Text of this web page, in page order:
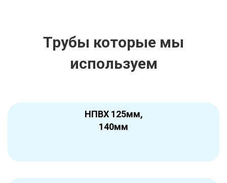
Трубы которые мы
используем
НПВХ 125мм,
140мм